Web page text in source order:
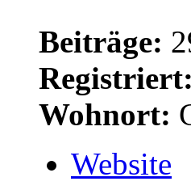
Beiträge:
Registriert:
Wohnort:
Website